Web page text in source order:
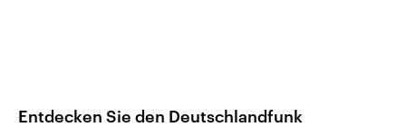
Entdecken Sie den Deutschlandfunk